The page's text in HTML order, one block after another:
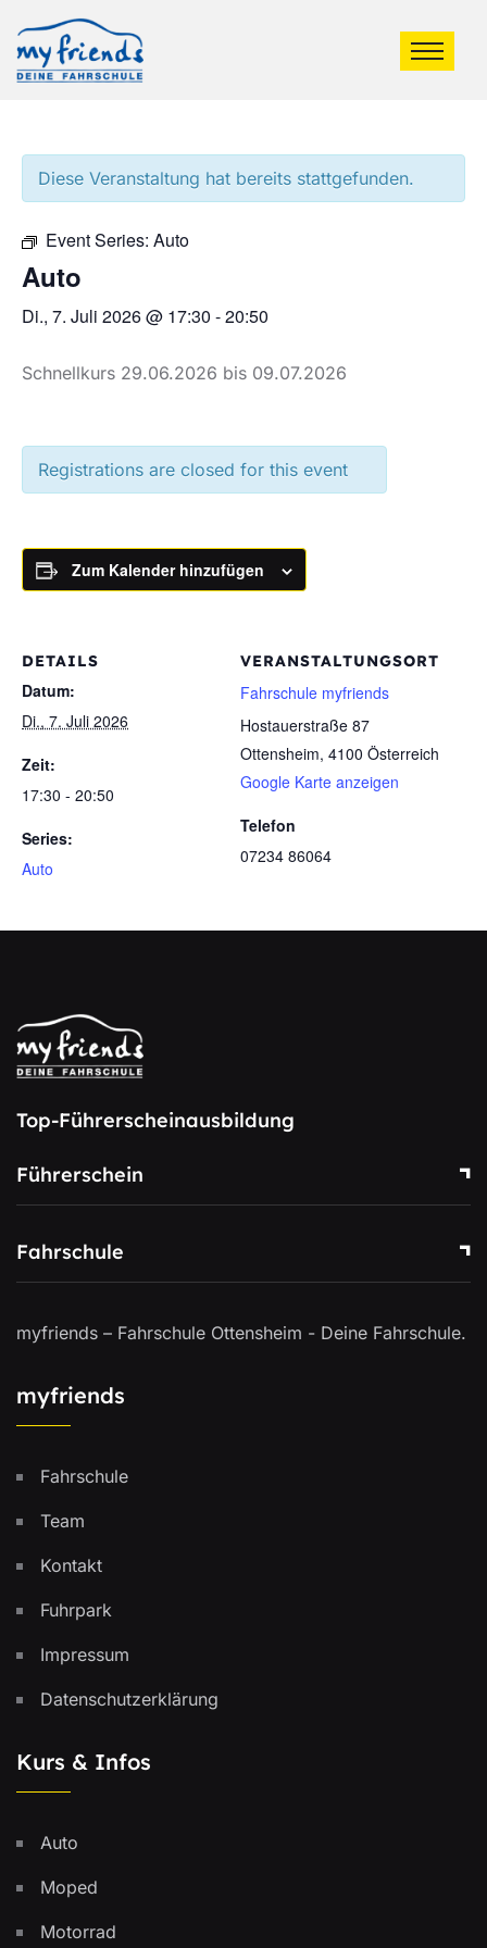
Diese Veranstaltung hat bereits stattgefunden.
Event Series: Auto
Auto
Di., 7. Juli 2026 @ 17:30 -20:50
Schnellkurs 29.06.2026 bis 09.07.2026
Registrations are closed for this event
Zum Kalender hinzufügen
DETAILS
Datum:
Di., 7. Juli 2026
Zeit:
17:30 - 20:50
Series:
Auto
VERANSTALTUNGSORT
Fahrschule myfriends
Hostauerstraße 87
Ottensheim, 4100 Österreich
Google Karte anzeigen
Telefon
07234 86064
Top-Führerscheinausbildung
Führerschein
Fahrschule
myfriends – Fahrschule Ottensheim - Deine Fahrschule.
myfriends
Fahrschule
Team
Kontakt
Fuhrpark
Impressum
Datenschutzerklärung
Kurs & Infos
Auto
Moped
Motorrad